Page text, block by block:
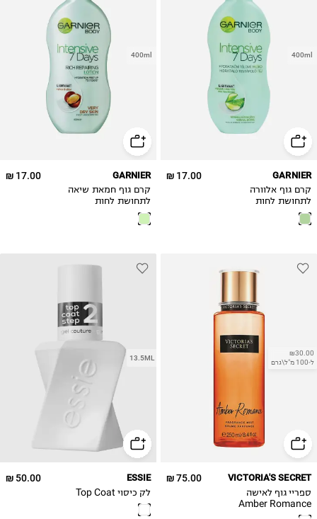
400ml
17.00 ₪ GARNIER
קרם גוף אלוורה
לתחושת לחות
אינטנסיבית
400ml
17.00 ₪ GARNIER
קרם גוף חמאת שיאה
לתחושת לחות
אינטנסיבית
₪30.00
ל-100 מ"ל\גרם
75.00 ₪ VICTORIA'S SECRET
ספריי גוף לאישה
Amber Romance
13.5ML
50.00 ₪ ESSIE
לק כיסוי Top Coat